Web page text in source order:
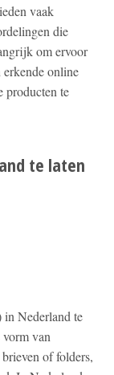
vaak
die
om ervoor
online
producten te
te laten
Nederland te
van
of folders,